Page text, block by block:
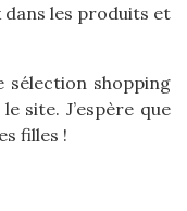
dans les produits et
sélection shopping
site. J’espère que
filles !